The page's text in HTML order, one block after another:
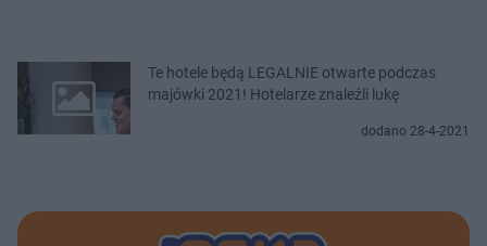
Te hotele będą LEGALNIE otwarte podczas
majówki 2021! Hotelarze znaleźli lukę
dodano 28-4-2021